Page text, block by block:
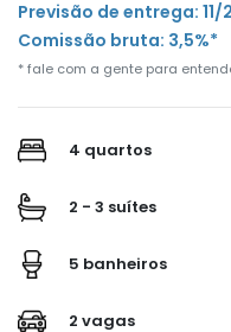
Previsão de entrega: 11/
Comissão bruta: 3,5%*
* fale com a gente para
4 quartos
2 - 3 suítes
5 banheiros
2 vagas